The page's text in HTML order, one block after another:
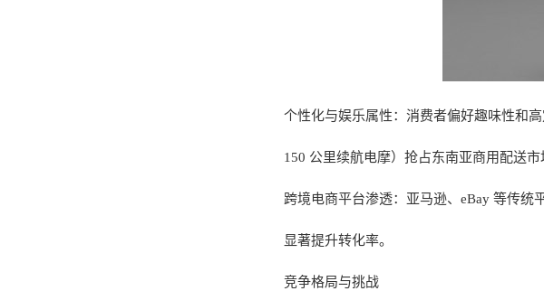
个性化与娱乐属性：消费者偏好趣味性和
150 公里续航电摩）抢占东南亚商用配送市
跨境电商平台渗透：亚马逊、eBay 等传统
显著提升转化率。
竞争格局与挑战